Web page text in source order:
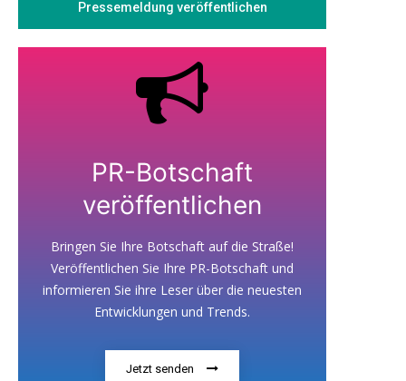
Pressemeldung veröffentlichen
PR-Botschaft
veröffentlichen
Bringen Sie Ihre Botschaft auf die Straße!
Veröffentlichen Sie Ihre PR-Botschaft und
informieren Sie ihre Leser über die neuesten
Entwicklungen und Trends.
Jetzt senden